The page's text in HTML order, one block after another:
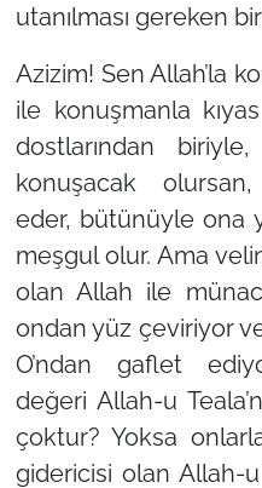
utanılması gereken
Azizim! Sen Allah’la
ile konuşmanla
dostlarından
konuşacak
eder, bütünüyle ona
meşgul olur. Ama
olan Allah ile
ondan yüz çeviriyor
O’ndan gaflet
değeri Allah-u
çoktur? Yoksa
gidericisi olan Allah-